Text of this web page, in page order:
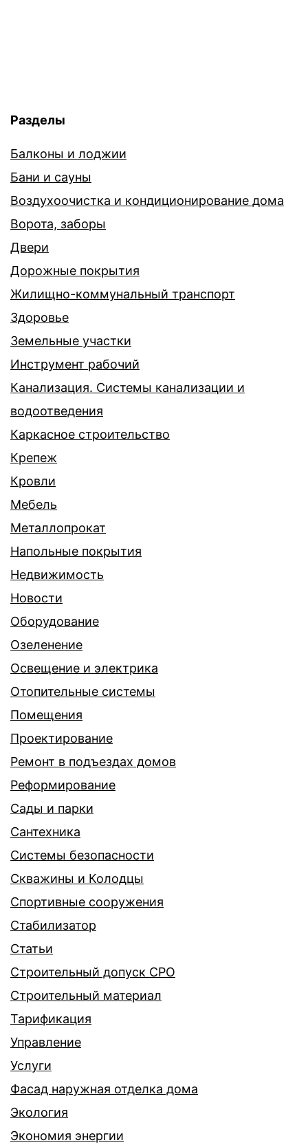
Разделы
Балконы и лоджии
Бани и сауны
Воздухоочистка и кондиционирование дома
Ворота, заборы
Двери
Дорожные покрытия
Жилищно-коммунальный транспорт
Здоровье
Земельные участки
Инструмент рабочий
Канализация. Системы канализации и
водоотведения
Каркасное строительство
Крепеж
Кровли
Мебель
Металлопрокат
Напольные покрытия
Недвижимость
Новости
Оборудование
Озеленение
Освещение и электрика
Отопительные системы
Помещения
Проектирование
Ремонт в подъездах домов
Реформирование
Сады и парки
Сантехника
Системы безопасности
Скважины и Колодцы
Спортивные сооружения
Стабилизатор
Статьи
Строительный допуск СРО
Строительный материал
Тарификация
Управление
Услуги
Фасад наружная отделка дома
Экология
Экономия энергии